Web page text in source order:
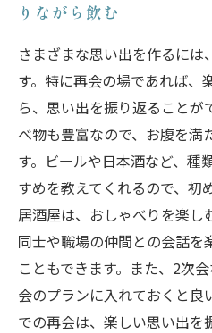
りながら飲む
さまざまな思い出を作るには
す。特に再会の場であれば、
ら、思い出を振り返ることが
べ物も豊富なので、お腹を満
す。ビールや日本酒など、種
すめを教えてくれるので、初
居酒屋は、おしゃべりを楽し
同士や職場の仲間との会話を
こともできます。また、2次
会のプランに入れておくと良
での再会は、楽しい思い出を